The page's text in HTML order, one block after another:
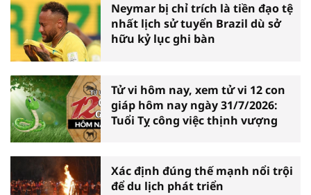
Neymar bị chỉ trích là tiền đạo tệ
nhất lịch sử tuyển Brazil dù sở
hữu kỷ lục ghi bàn
Tử vi hôm nay, xem tử vi 12 con
giáp hôm nay ngày 31/7/2026:
Tuổi Tỵ công việc thịnh vượng
Xác định đúng thế mạnh nổi trội
để du lịch phát triển